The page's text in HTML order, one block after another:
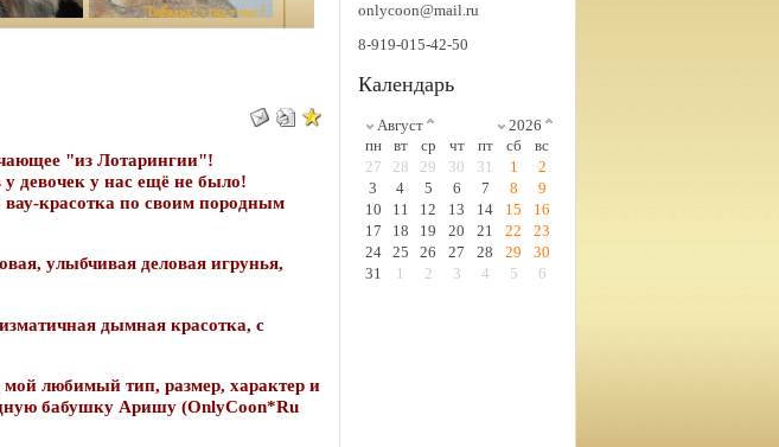
"из Лотарингии"!
девочек у нас ещё не было!
красотка по своим породным
улыбчивая деловая игрунья,
дымная красотка, с
любимый тип, размер, характер и
бабушку Аришу (OnlyCoon*Ru
onlycoon@mail.ru
8-919-015-42-50
Календарь
Август
2026
пн
вт ср чт пт сб
вс
27
28 29 30 31 1
2
3
4 5 6 7 8
9
10
11 12 13 14 15
16
17
18 19 20 21 22
23
24
25 26 27 28 29
30
31
1 2 3 4 5 6